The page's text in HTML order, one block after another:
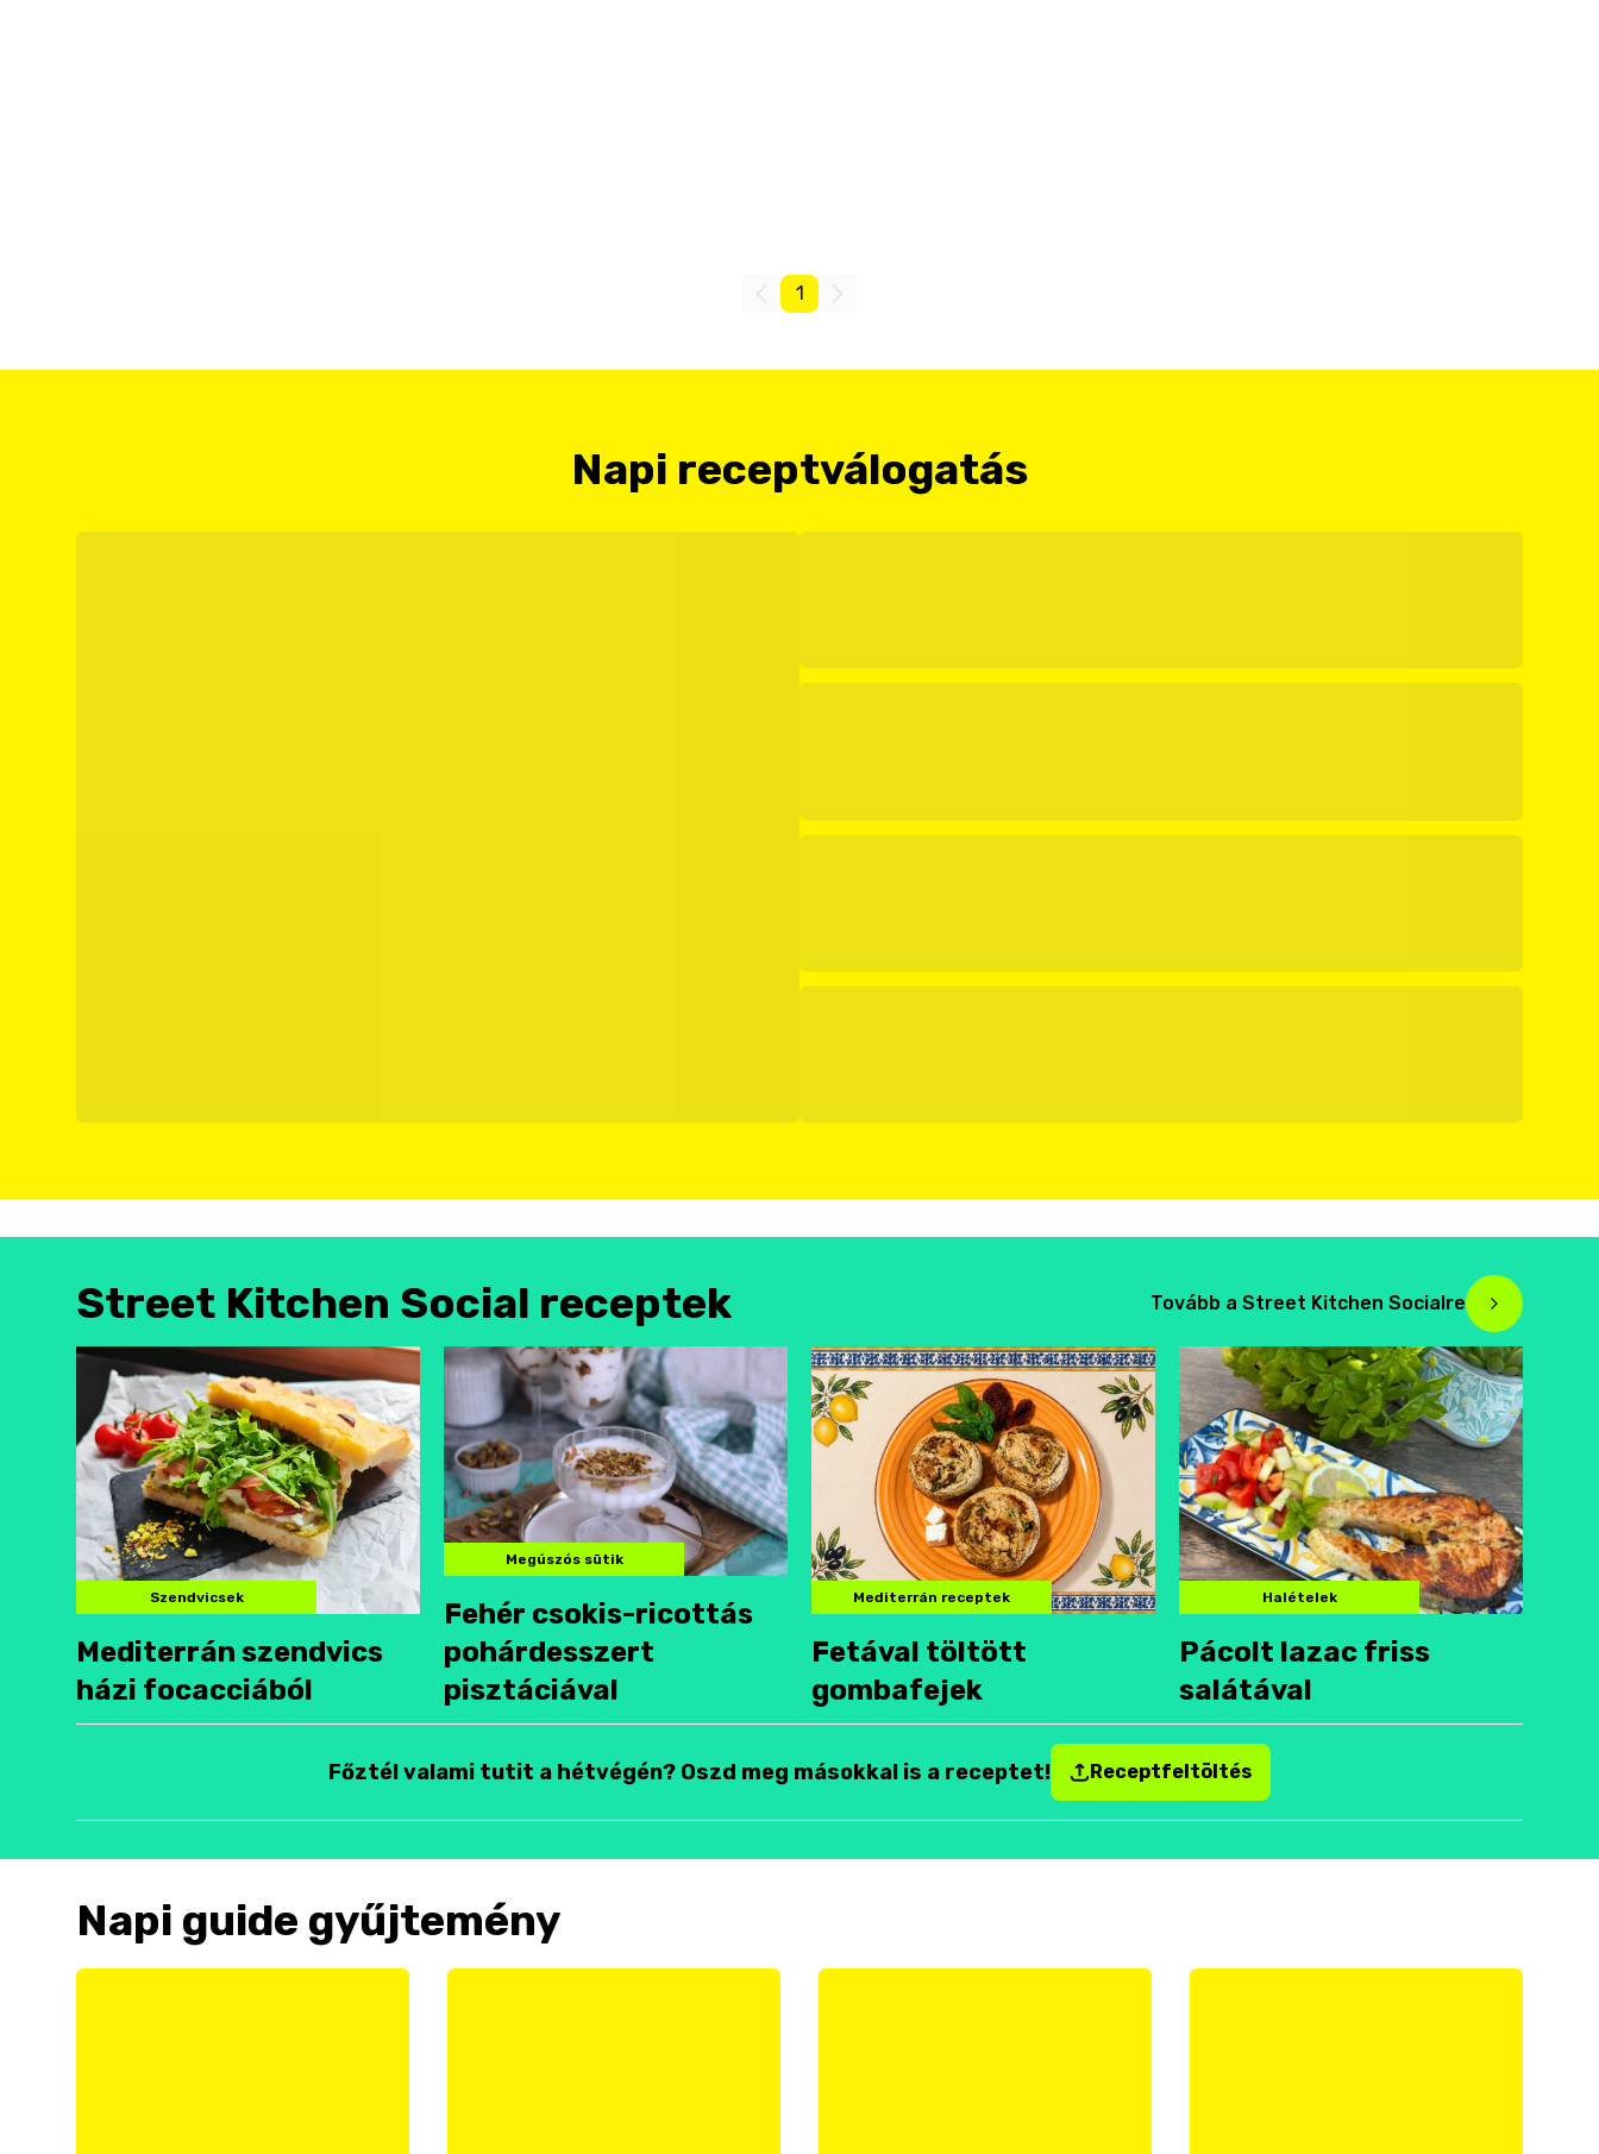
1
Napi receptválogatás
Street Kitchen Social receptek Tovább a Street Kitchen Socialre
Szendvicsek
Mediterrán szendvics
házi focacciából
Megúszós sütik
Fehér csokis-ricottás
pohárdesszert
pisztáciával
Mediterrán receptek
Fetával töltött
gombafejek
Halételek
Pácolt lazac friss
salátával
Főztél valami tutit a hétvégén? Oszd meg másokkal is a receptet! Receptfeltöltés
Napi guide gyűjtemény